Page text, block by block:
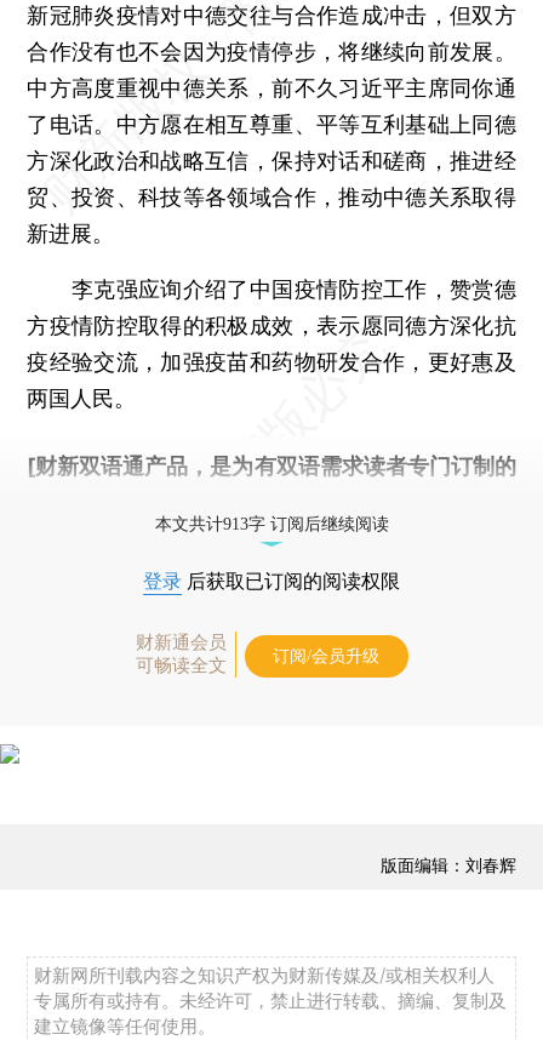
新冠肺炎疫情对中德交往与合作造成冲击，但双方
合作没有也不会因为疫情停步，将继续向前发展。
中方高度重视中德关系，前不久习近平主席同你通
了电话。中方愿在相互尊重、平等互利基础上同德
方深化政治和战略互信，保持对话和磋商，推进经
贸、投资、科技等各领域合作，推动中德关系取得
新进展。
李克强应询介绍了中国疫情防控工作，赞赏德
方疫情防控取得的积极成效，表示愿同德方深化抗
疫经验交流，加强疫苗和药物研发合作，更好惠及
两国人民。
[财新双语通产品，是为有双语需求读者专门订制的
本文共计913字 订阅后继续阅读
登录 后获取已订阅的阅读权限
财新通会员
可畅读全文
订阅/会员升级
版面编辑：刘春辉
财新网所刊载内容之知识产权为财新传媒及/或相关权利人
专属所有或持有。未经许可，禁止进行转载、摘编、复制及
建立镜像等任何使用。